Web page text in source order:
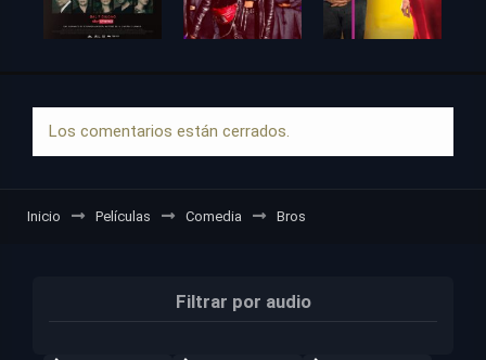
Los comentarios están cerrados.
Inicio Películas Comedia Bros
Filtrar por audio